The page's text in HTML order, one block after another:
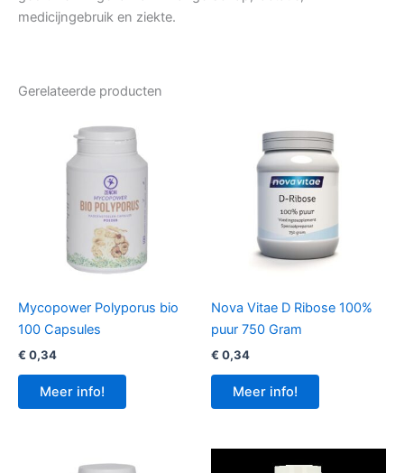
medicijngebruik en ziekte.
Gerelateerde producten
Mycopower Polyporus bio
100 Capsules
€ 0,34
Meer info!
Nova Vitae D Ribose 100%
puur 750 Gram
€ 0,34
Meer info!